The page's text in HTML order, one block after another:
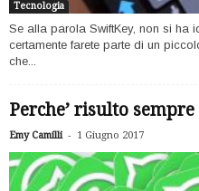
Tecnologia
Se alla parola SwiftKey, non si ha
certamente farete parte di un
che...
Perche’ risulto
Emy Camilli - 1 Giugno 2017